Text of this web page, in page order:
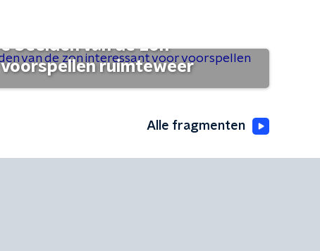
beelden van de zon
ruimteweer
Alle fragmenten